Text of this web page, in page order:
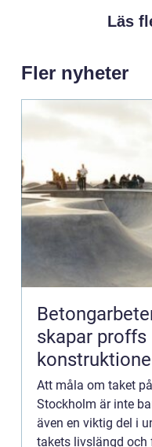
Läs
Fler nyheter
skapar proffs
Att måla om taket
Stockholm är inte
även en viktig del i
takets livslängd och